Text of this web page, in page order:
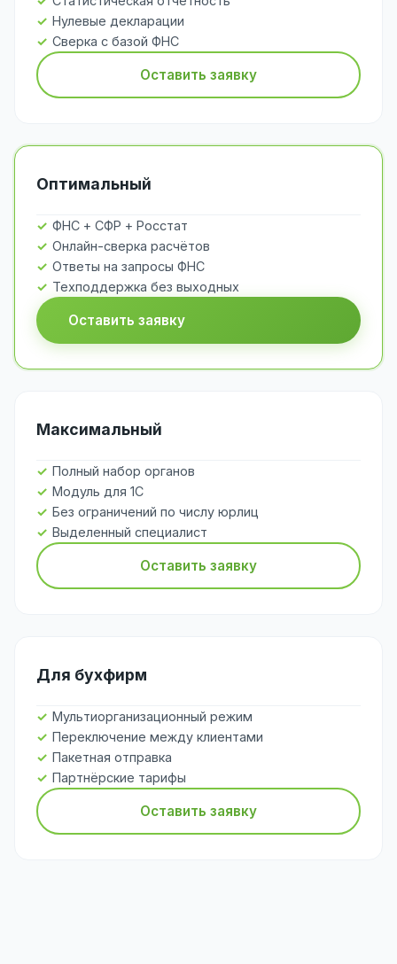
Нулевые декларации
Сверка с базой ФНС
Оставить заявку
Оптимальный
ФНС + СФР + Росстат
Онлайн-сверка расчётов
Ответы на запросы ФНС
Техподдержка без выходных
Оставить заявку
Максимальный
Полный набор органов
Модуль для 1С
Без ограничений по числу юрлиц
Выделенный специалист
Оставить заявку
Для бухфирм
Мультиорганизационный режим
Переключение между клиентами
Пакетная отправка
Партнёрские тарифы
Оставить заявку